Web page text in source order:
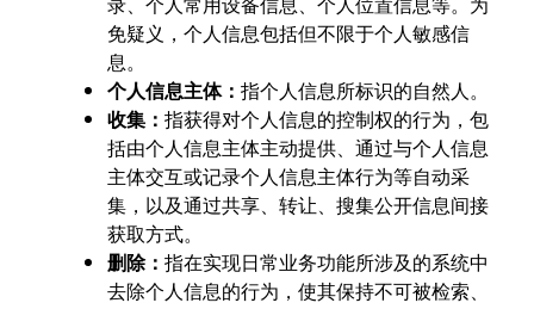
免疑义，个人信息包括但不限于个人敏感信
息。
个人信息主体：指个人信息所标识的自然人。
收集：指获得对个人信息的控制权的行为，包
括由个人信息主体主动提供、通过与个人信息
主体交互或记录个人信息主体行为等自动采
集，以及通过共享、转让、搜集公开信息间接
获取方式。
删除：指在实现日常业务功能所涉及的系统中
去除个人信息的行为，使其保持不可被检索、